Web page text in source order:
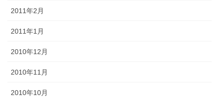
2011年2月
2011年1月
2010年12月
2010年11月
2010年10月